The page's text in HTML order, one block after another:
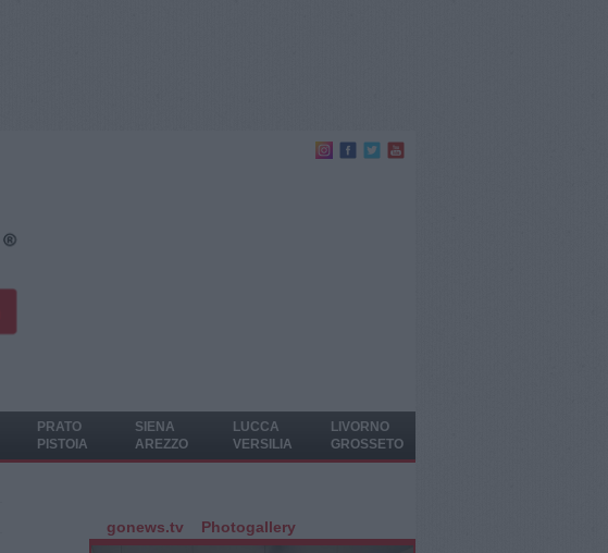
PRATO
PISTOIA
SIENA
AREZZO
LUCCA
VERSILIA
LIVORNO
GROSSETO
gonews.tv Photogallery